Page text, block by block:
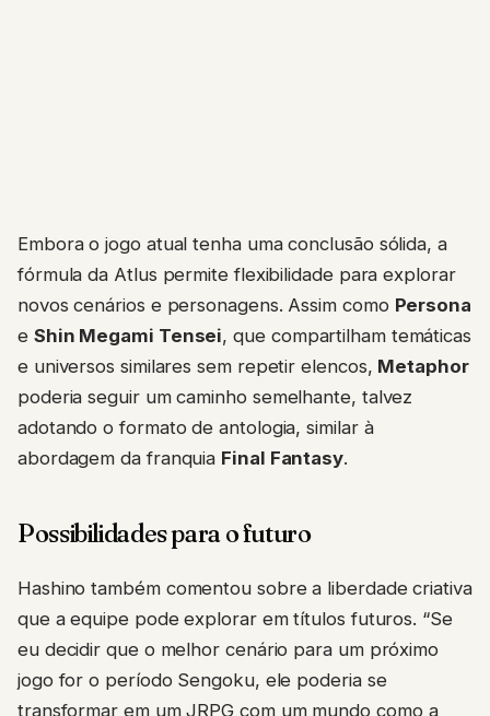
Embora o jogo atual tenha uma conclusão sólida, a
fórmula da Atlus permite flexibilidade para explorar
novos cenários e personagens. Assim como Persona
e Shin Megami Tensei, que compartilham temáticas
e universos similares sem repetir elencos, Metaphor
poderia seguir um caminho semelhante, talvez
adotando o formato de antologia, similar à
abordagem da franquia Final Fantasy.
Possibilidades para o futuro
Hashino também comentou sobre a liberdade criativa
que a equipe pode explorar em títulos futuros. “Se
eu decidir que o melhor cenário para um próximo
jogo for o período Sengoku, ele poderia se
transformar em um JRPG com um mundo como a